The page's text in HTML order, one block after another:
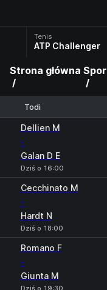
Tenis
ATP Challenger
Strona główna
Todi
Dellien M
-
Galan D E
Dziś o 16:00
Cecchinato M
-
Hardt N
Dziś o 18:00
Romano F
-
Giunta M
Dziś o 19:30